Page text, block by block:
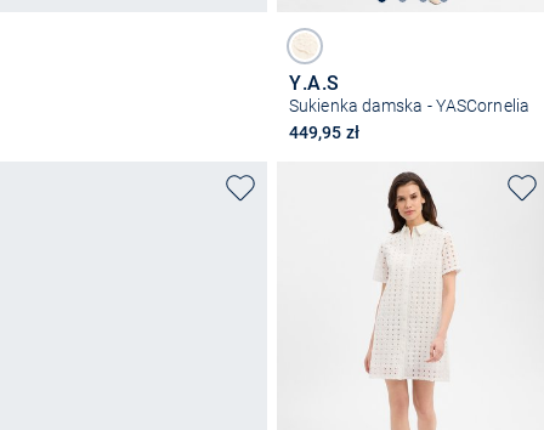
Y.A.S
Sukienka damska - YASCornelia
449,95 zł